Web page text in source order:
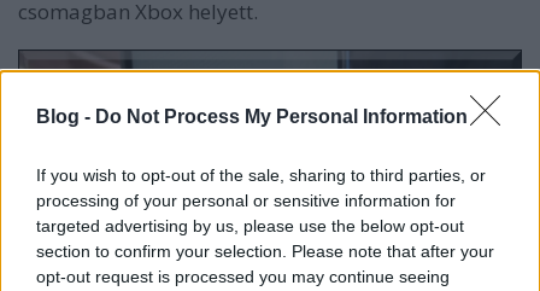
Blog - Do Not Process My Personal Information
If you wish to opt-out of the sale, sharing to third parties, or
processing of your personal or sensitive information for
targeted advertising by us, please use the below opt-out
section to confirm your selection. Please note that after your
opt-out request is processed you may continue seeing
csomagban Xbox helyett.